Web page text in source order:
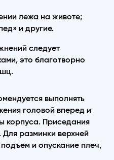
лежа на животе;
и другие.
следует
это благотворно
выполнять
головой вперед и
корпуса. Приседания
разминки верхней
и опускание плеч,